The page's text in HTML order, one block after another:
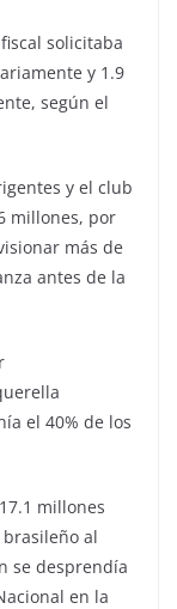
solicitaba
y 1.9
según el
y el club
millones, por
más de
antes de la
el 40% de los
millones
al
se desprendía
en la